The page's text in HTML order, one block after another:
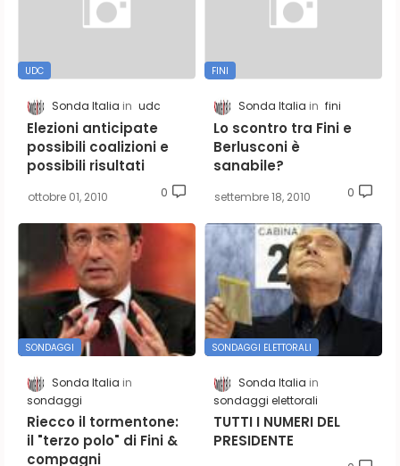
UDC
Sonda Italia udc
Elezioni anticipate
possibili coalizioni e
possibili risultati
ottobre 01, 2010 0
FINI
Sonda Italia fini
Lo scontro tra Fini e
Berlusconi è
sanabile?
settembre 18, 2010 0
SONDAGGI
Sonda Italia
sondaggi
Riecco il tormentone:
il "terzo polo" di Fini &
compagni
SONDAGGI ELETTORALI
Sonda Italia
sondaggi elettorali
TUTTI I NUMERI DEL
PRESIDENTE